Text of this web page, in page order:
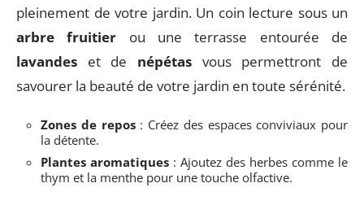
pleinement de votre jardin. Un coin lecture sous un
arbre fruitier ou une terrasse entourée de
lavandes et de népétas vous permettront de
savourer la beauté de votre jardin en toute sérénité.
Zones de repos: Créez des espaces conviviaux pour
la détente.
Plantes aromatiques : Ajoutez des herbes comme le
thym et la menthe pour une touche olfactive.